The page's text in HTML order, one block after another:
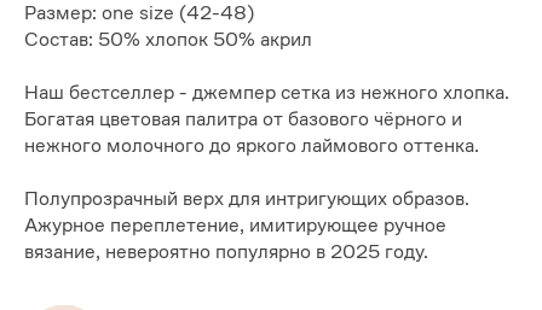
Размер: one size (42-48)
Состав: 50% хлопок 50% акрил
Наш бестселлер - джемпер сетка из нежного хлопка.
Богатая цветовая палитра от базового чёрного и
нежного молочного до яркого лаймового оттенка.
Полупрозрачный верх для интригующих образов.
Ажурное переплетение, имитирующее ручное
вязание, невероятно популярно в 2025 году.